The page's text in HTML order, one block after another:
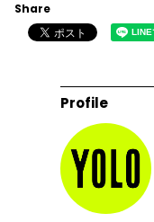
Share
Profile